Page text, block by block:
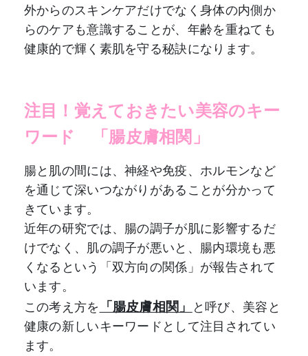
外からのスキンケアだけでなく身体の内側か
らのケアも意識することが、年齢を重ねても
健康的で輝く素肌を守る秘訣になります。
注目！覚えておきたい美容のキー
ワード
「腸皮膚相関」
腸と肌の間には、神経や免疫、ホルモンなど
を通じて深いつながりがあることが分かって
きています。
近年の研究では、腸の調子が肌に影響するだ
けでなく、肌の調子が悪いと、腸内環境も悪
くなるという「双方向の関係」が報告されて
います。
この考え方を「腸皮膚相関」と呼び、美容と
健康の新しいキーワードとして注目されてい
ます。